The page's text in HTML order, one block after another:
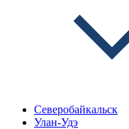
Северобайкальск
Улан-Удэ